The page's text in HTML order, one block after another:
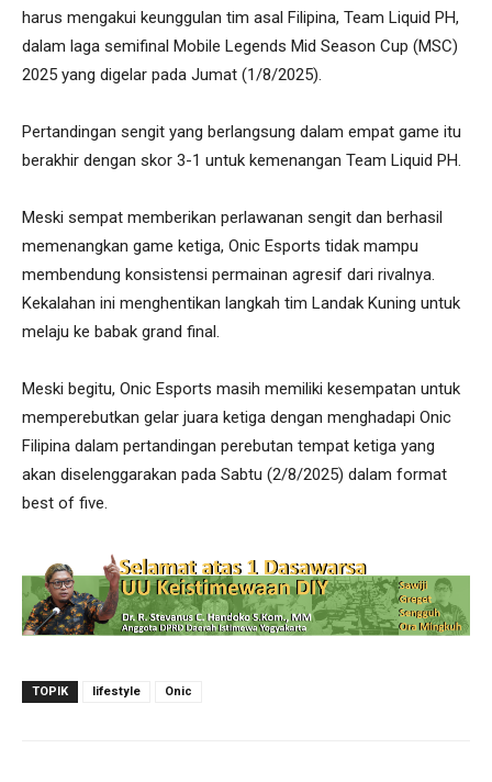
harus mengakui keunggulan tim asal Filipina, Team Liquid PH,
dalam laga semifinal Mobile Legends Mid Season Cup (MSC)
2025 yang digelar pada Jumat (1/8/2025).
Pertandingan sengit yang berlangsung dalam empat game itu
berakhir dengan skor 3-1 untuk kemenangan Team Liquid PH.
Meski sempat memberikan perlawanan sengit dan berhasil
memenangkan game ketiga, Onic Esports tidak mampu
membendung konsistensi permainan agresif dari rivalnya.
Kekalahan ini menghentikan langkah tim Landak Kuning untuk
melaju ke babak grand final.
Meski begitu, Onic Esports masih memiliki kesempatan untuk
memperebutkan gelar juara ketiga dengan menghadapi Onic
Filipina dalam pertandingan perebutan tempat ketiga yang
akan diselenggarakan pada Sabtu (2/8/2025) dalam format
best of five.
TOPIK lifestyle Onic